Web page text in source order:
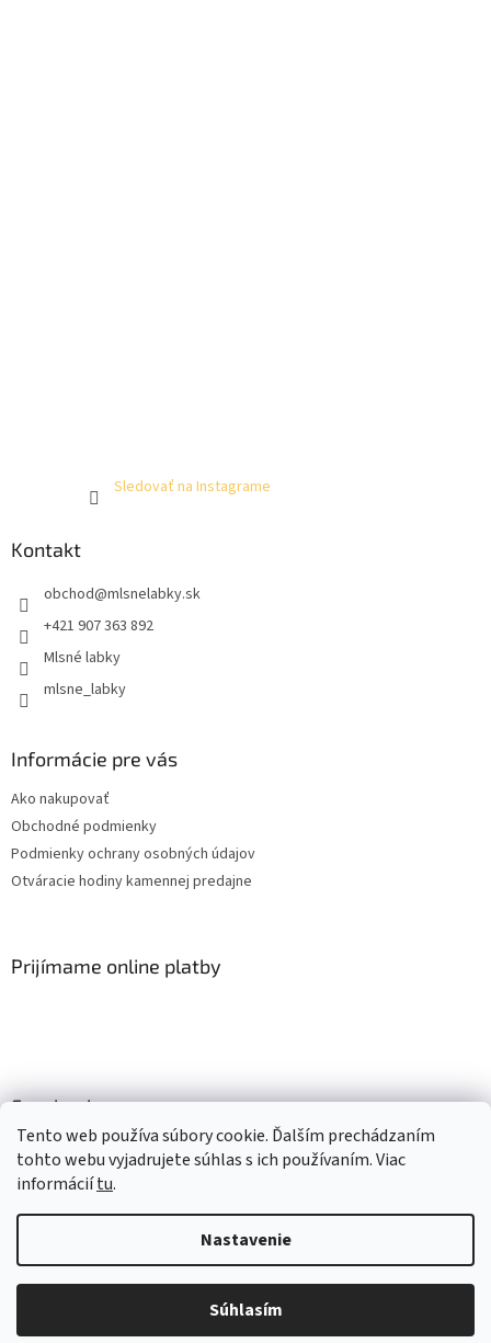
Tento web používa súbory cookie. Ďalším prechádzaním
tohto webu vyjadrujete súhlas s ich používaním. Viac
informáciítu.
Nastavenie
Súhlasím
Sledovať na Instagrame
Kontakt
obchod@mlsnelabky.sk
+421 907 363 892
Mlsné labky
mlsne_labky
Informácie pre vás
Ako nakupovať
Obchodné podmienky
Podmienky ochrany osobných údajov
Otváracie hodiny kamennej predajne
Prijímame online platby
Facebook
Vytvoril Shoptet
Copyright 2026Mlsné labky. Všetky práva vyhradené.Upraviť
nastavenie cookies